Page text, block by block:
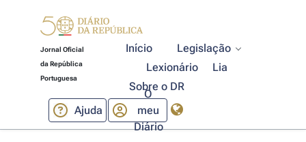
Jornal Oficial
da República
Portuguesa
Início
Legislação
Lexionário
Lia
Sobre o DR
Ajuda
O
meu
Diário